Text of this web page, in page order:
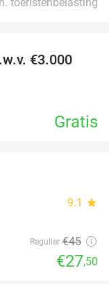
€3.000
Gratis
9.1 star
Regulier €45
€27,50